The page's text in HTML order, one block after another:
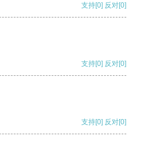
支持[0] 反对[0]
支持[0] 反对[0]
支持[0] 反对[0]